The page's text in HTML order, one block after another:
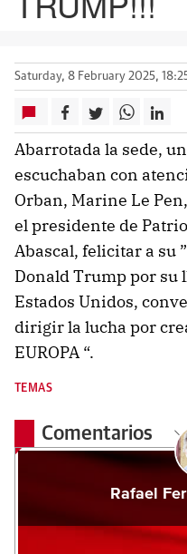
Saturday, 8 February 2025,
Abarrotada la sede,
escuchaban con
Orban, Marine Le
el presidente de
Abascal, felicitar a su
Donald Trump por su
Estados Unidos,
dirigir la lucha por
EUROPA “.
TEMAS
Comentarios
Rafael